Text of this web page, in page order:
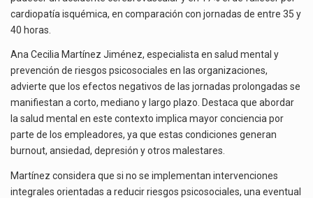
cardiopatía isquémica, en comparación con jornadas de entre 35 y
40 horas.
Ana Cecilia Martínez Jiménez, especialista en salud mental y
prevención de riesgos psicosociales en las organizaciones,
advierte que los efectos negativos de las jornadas prolongadas se
manifiestan a corto, mediano y largo plazo. Destaca que abordar
la salud mental en este contexto implica mayor conciencia por
parte de los empleadores, ya que estas condiciones generan
burnout, ansiedad, depresión y otros malestares.
Martínez considera que si no se implementan intervenciones
integrales orientadas a reducir riesgos psicosociales, una eventual